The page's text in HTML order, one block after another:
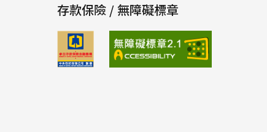
希望學生體驗當前MarTech領域最重要的標籤
化技術，結合線上與線下資料進行顧客行為預
測。而在競賽上首度分為「模型挑戰組」與
「商業洞察組」，邀請對模型與演算法分析充
滿創意想法，以及有商業敏感度、充滿熱忱的
學生來挑戰，達到結合理論與實務的學習效
存款保險 / 無障礙標章